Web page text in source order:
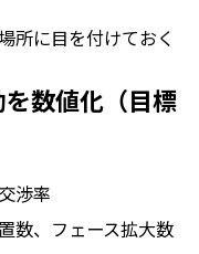
所に目を付けておく
数値化（目標
渉率
数、フェース拡大数